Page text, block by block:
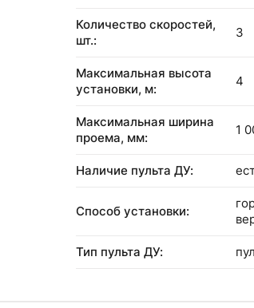
Количество скоростей,
шт.:
3
Максимальная высота
установки, м:
4
Максимальная ширина
проема, мм:
1
Наличие пульта ДУ:
Способ установки:
Тип пульта ДУ: